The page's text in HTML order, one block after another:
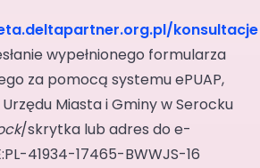
wypełnionego formularza
za pomocą systemu ePUAP,
Miasta i Gminy w Serocku
/skrytka lub adres do e-
41934-17465-BWWJS-16